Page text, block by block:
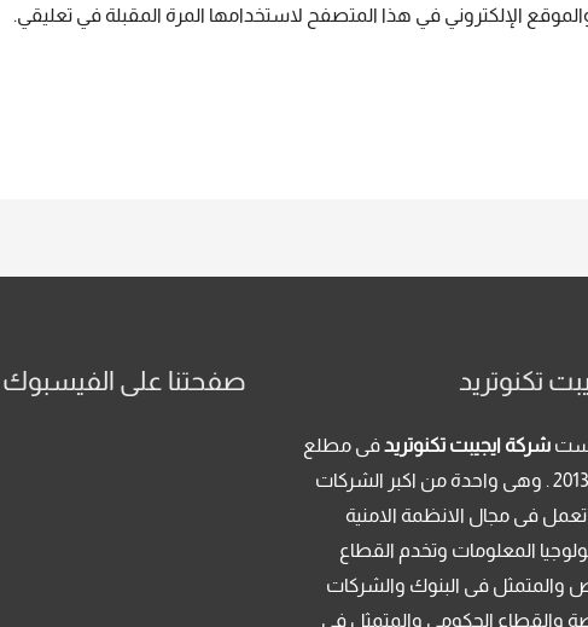
الإلكتروني في هذا المتصفح لاستخدامها المرة المقبلة في تعليقي.
تكنوتريد
شركة ايجيبت تكنوتريدفى مطلع
عام 2013 . وهى واحدة من اكبر الشركات
تعمل فى مجال الانظمة الامنية
المعلومات وتخدم القطاع
والمتمثل فى البنوك والشركات
والقطاع الحكومى والمتمثل فى
صفحتنا على الفيسبوك